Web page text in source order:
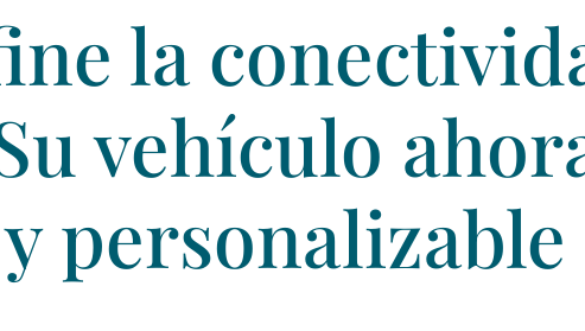
la
vehículo
personalizable